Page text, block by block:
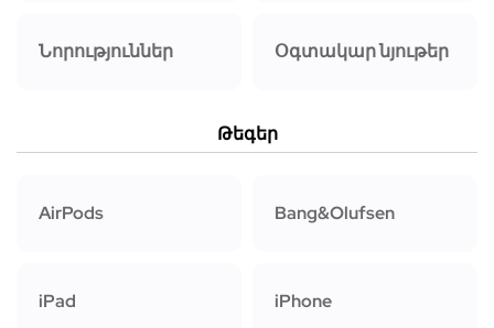
Նորություններ Օգտակար նյութեր
Թեգեր
AirPods Bang&Olufsen
iPad iPhone